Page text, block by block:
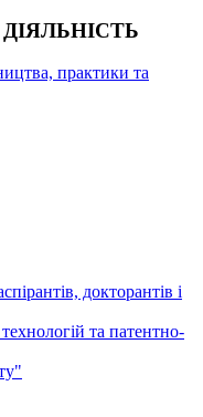
практики та
докторантів і
та патентно-